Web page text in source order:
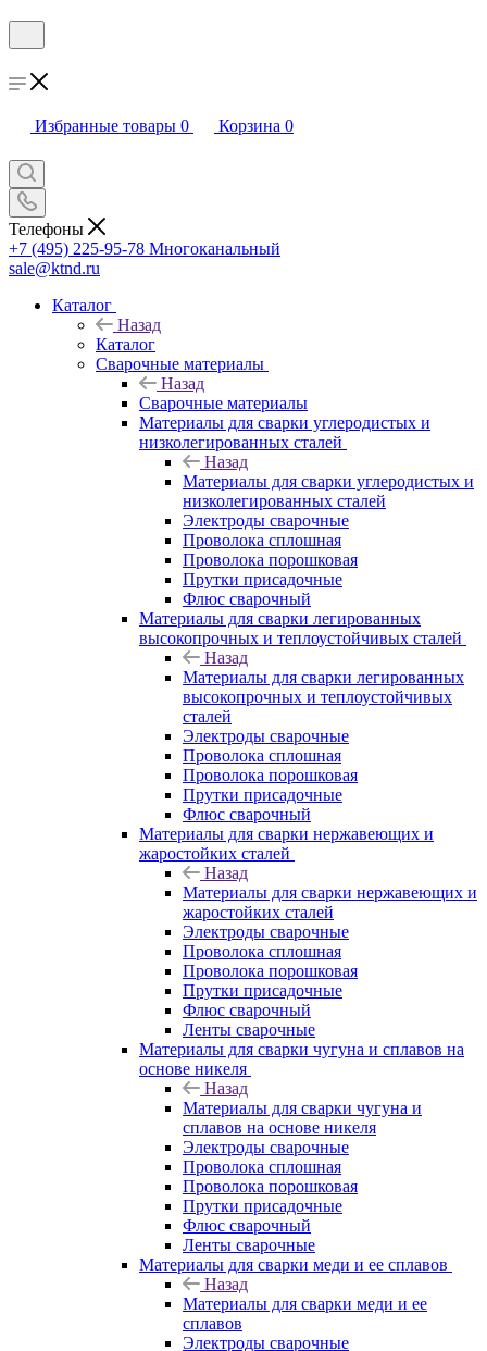
Избранные товары 0 Корзина 0
Телефоны
+7 (495) 225-95-78 Многоканальный
sale@ktnd.ru
Каталог
Назад
Каталог
Сварочные материалы
Назад
Сварочные материалы
Материалы для сварки углеродистых и
низколегированных сталей
Назад
Материалы для сварки углеродистых и
низколегированных сталей
Электроды сварочные
Проволока сплошная
Проволока порошковая
Прутки присадочные
Флюс сварочный
Материалы для сварки легированных
высокопрочных и теплоустойчивых сталей
Назад
Материалы для сварки легированных
высокопрочных и теплоустойчивых
сталей
Электроды сварочные
Проволока сплошная
Проволока порошковая
Прутки присадочные
Флюс сварочный
Материалы для сварки нержавеющих и
жаростойких сталей
Назад
Материалы для сварки нержавеющих и
жаростойких сталей
Электроды сварочные
Проволока сплошная
Проволока порошковая
Прутки присадочные
Флюс сварочный
Ленты сварочные
Материалы для сварки чугуна и сплавов на
основе никеля
Назад
Материалы для сварки чугуна и
сплавов на основе никеля
Электроды сварочные
Проволока сплошная
Проволока порошковая
Прутки присадочные
Флюс сварочный
Ленты сварочные
Материалы для сварки меди и ее сплавов
Назад
Материалы для сварки меди и ее
сплавов
Электроды сварочные